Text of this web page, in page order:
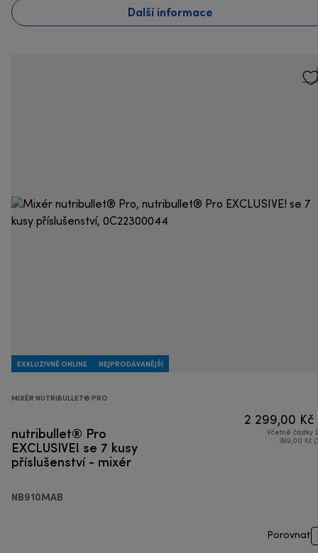
Další informace
EXKLUZIVNĚ ONLINE NEJPRODÁVANĚJŠÍ
MIXÉR NUTRIBULLET® PRO
nutribullet® Pro
EXCLUSIVE! se 7 kusy
příslušenství - mixér
NB910MAB
2 299,00 Kč
Včetně částky
399,00 Kč
Porovnat